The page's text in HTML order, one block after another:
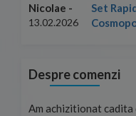
Nicolae -
13.02.2026
Set
Despre comenzi
Am achizitionat cadita